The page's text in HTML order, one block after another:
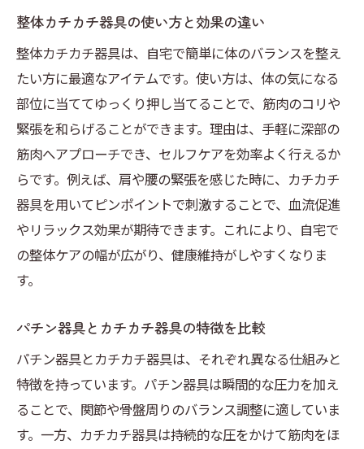
整体カチカチ器具の使い方と効果の違い
整体カチカチ器具は、自宅で簡単に体のバランスを整え
たい方に最適なアイテムです。使い方は、体の気になる
部位に当ててゆっくり押し当てることで、筋肉のコリや
緊張を和らげることができます。理由は、手軽に深部の
筋肉へアプローチでき、セルフケアを効率よく行えるか
らです。例えば、肩や腰の緊張を感じた時に、カチカチ
器具を用いてピンポイントで刺激することで、血流促進
やリラックス効果が期待できます。これにより、自宅で
の整体ケアの幅が広がり、健康維持がしやすくなりま
す。
パチン器具とカチカチ器具の特徴を比較
パチン器具とカチカチ器具は、それぞれ異なる仕組みと
特徴を持っています。パチン器具は瞬間的な圧力を加え
ることで、関節や骨盤周りのバランス調整に適していま
す。一方、カチカチ器具は持続的な圧をかけて筋肉をほ